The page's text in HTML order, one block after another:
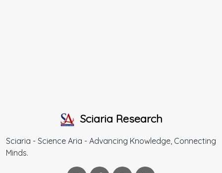
Sciaria Research
Sciaria - Science Aria - Advancing Knowledge, Connecting
Minds.